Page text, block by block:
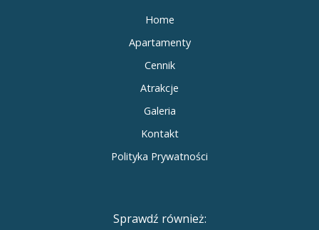
Home
Apartamenty
Cennik
Atrakcje
Galeria
Kontakt
Polityka Prywatności
Sprawdź również: